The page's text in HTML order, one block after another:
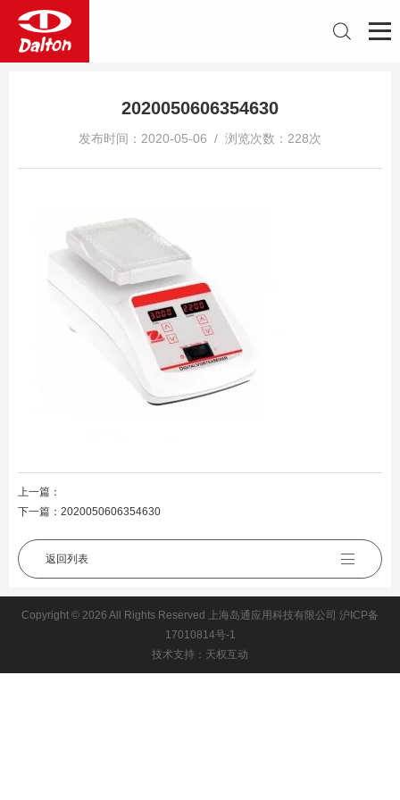
2020050606354630
发布时间：2020-05-06 / 浏览次数：228次
上一篇：
下一篇： 2020050606354630
返回列表
Copyright © 2026 All Rights Reserved 上海岛通应用科技有限公司 沪ICP备
17010814号-1
技术支持：天权互动